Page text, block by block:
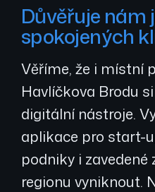
Důvěřuje nám
spokojených
Věříme, že i místní
Havlíčkova Brodu
digitální nástroje.
aplikace pro start-
podniky i
regionu vyniknout.